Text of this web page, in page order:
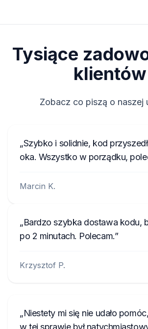
Tysiące
klientów
Zobacz co piszą o naszej
Szybko i solidnie, kod
oka. Wszystko w porządku,
Marcin K.
Bardzo szybka dostawa kodu,
po 2 minutach. Polecam.
Krzysztof P.
Niestety mi się nie udało
w tej sprawie był